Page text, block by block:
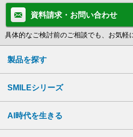
資料請求・お問い合わせ
具体的なご検討前のご相談でも、お気軽
製品を探す
SMILEシリーズ
AI時代を生きる